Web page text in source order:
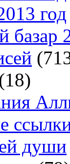
год
базар
души